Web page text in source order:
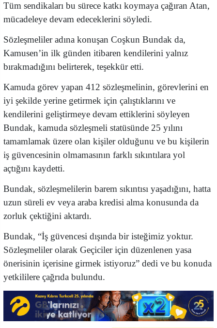
Tüm sendikaları bu sürece katkı koymaya çağıran Atan,
mücadeleye devam edeceklerini söyledi.
Sözleşmeliler adına konuşan Coşkun Bundak da,
Kamusen’in ilk günden itibaren kendilerini yalnız
bırakmadığını belirterek, teşekkür etti.
Kamuda görev yapan 412 sözleşmelinin, görevlerini en
iyi şekilde yerine getirmek için çalıştıklarını ve
kendilerini geliştirmeye devam ettiklerini söyleyen
Bundak, kamuda sözleşmeli statüsünde 25 yılını
tamamlamak üzere olan kişiler olduğunu ve bu kişilerin
iş güvencesinin olmamasının farklı sıkıntılara yol
açtığını kaydetti.
Bundak, sözleşmelilerin barem sıkıntısı yaşadığını, hatta
uzun süreli ev veya araba kredisi alma konusunda da
zorluk çektiğini aktardı.
Bundak, “İş güvencesi dışında bir isteğimiz yoktur.
Sözleşmeliler olarak Geçiciler için düzenlenen yasa
önerisinin içerisine girmek istiyoruz” dedi ve bu konuda
yetkililere çağrıda bulundu.